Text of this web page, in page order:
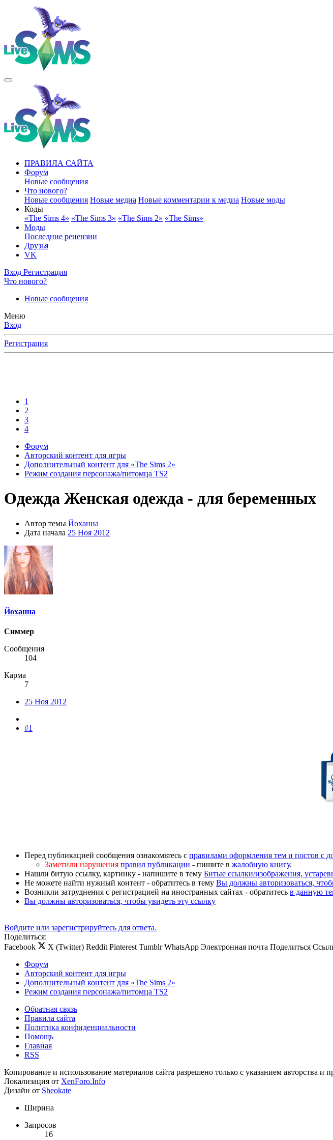
ПРАВИЛА САЙТА
Форум
Новые сообщения
Что нового?
Новые сообщения Новые медиа Новые комментарии к медиа Новые моды
Коды
«The Sims 4» «The Sims 3» «The Sims 2» «The Sims»
Моды
Последние рецензии
Друзья
VK
Вход Регистрация
Что нового?
Новые сообщения
Меню
Вход
Регистрация
1
2
3
4
Форум
Авторский контент для игры
Дополнительный контент для «The Sims 2»
Режим создания персонажа/питомца TS2
Одежда Женская одежда - для беременных
Автор темы Йоханна
Дата начала 25 Ноя 2012
Йоханна
Симмер
Сообщения
104
Карма
7
25 Ноя 2012
#1
Перед публикацией сообщения ознакомьтесь с правилами оформления тем и постов с
Заметили нарушения правил публикации - пишите в жалобную книгу.
Нашли битую ссылку, картинку - напишите в тему Битые ссылки/изображения,
Не можете найти нужный контент - обратитесь в тему Вы должны авторизоваться,
Возникли затруднения с регистрацией на иностранных сайтах - обратитесь в данную
Вы должны авторизоваться, чтобы увидеть эту ссылку
Войдите или зарегистрируйтесь для ответа.
Поделиться:
Facebook
X (Twitter) Reddit Pinterest Tumblr WhatsApp Электронная почта Поделиться
Форум
Авторский контент для игры
Дополнительный контент для «The Sims 2»
Режим создания персонажа/питомца TS2
Обратная связь
Правила сайта
Политика конфиденциальности
Помощь
Главная
RSS
Копирование и использование материалов сайта разрешено только с указанием
Локализация от XenForo.Info
Дизайн от Sheokate
Ширина
Запросов
16